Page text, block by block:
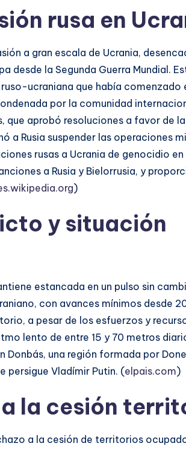
rusa en
a gran escala de Ucrania,
desde la Segunda Guerra Mundial.
ucraniana que había comenzado
por la comunidad
que aprobó resoluciones a favor de
a Rusia suspender las operaciones
rusas a Ucrania de genocidio en
a Rusia y Bielorrusia, y
)
y situación
estancada en un pulso sin
con avances mínimos desde
a pesar de los esfuerzos y
lento de entre 15 y 70 metros
Donbás, una región formada por
persigue Vladímir Putin. (elpais.com)
la cesión
a la cesión de territorios